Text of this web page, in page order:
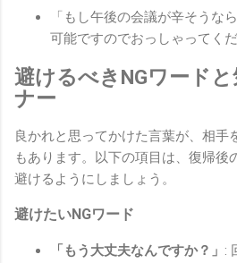
「もし午後の会議が辛そうな
可能ですのでおっしゃってくだ
避けるべきNGワード
ナー
良かれと思ってかけた言葉が、相手
もあります。以下の項目は、復帰後
避けるようにしましょう。
避けたいNGワード
「もう大丈夫なんですか？」 :